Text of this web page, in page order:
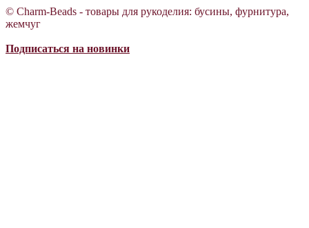
© Charm-Beads - товары для рукоделия: бусины, фурнитура,
жемчуг
Подписаться на новинки